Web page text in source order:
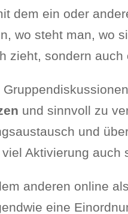
dem ein oder
wo steht man, wo
zieht, sondern auch
und sinnvoll zu
und
Aktivierung auch
anderen online
eine